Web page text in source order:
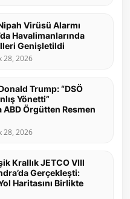
Virüsü Alarmı
Havalimanlarında
Genişletildi
28, 2026
Trump: “DSÖ
Yönetti”
ABD Örgütten Resmen
28, 2026
Krallık JETCO VIII
Gerçekleşti:
Haritasını Birlikte